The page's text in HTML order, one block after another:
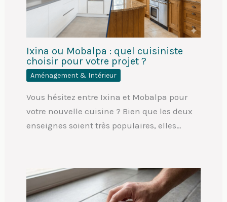
Ixina ou Mobalpa : quel cuisiniste
choisir pour votre projet ?
Aménagement & Intérieur
Vous hésitez entre Ixina et Mobalpa pour
votre nouvelle cuisine ? Bien que les deux
enseignes soient très populaires, elles…